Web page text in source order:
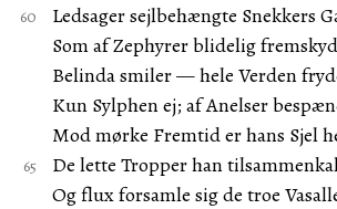
Ledsager sejlbehængte Snekkers
Som af Zephyrer blidelig
Belinda smiler — hele Verden
Kun Sylphen ej; af Anelser
Mod mørke Fremtid er hans Sjel
De lette Tropper han
Og flux forsamle sig de troe